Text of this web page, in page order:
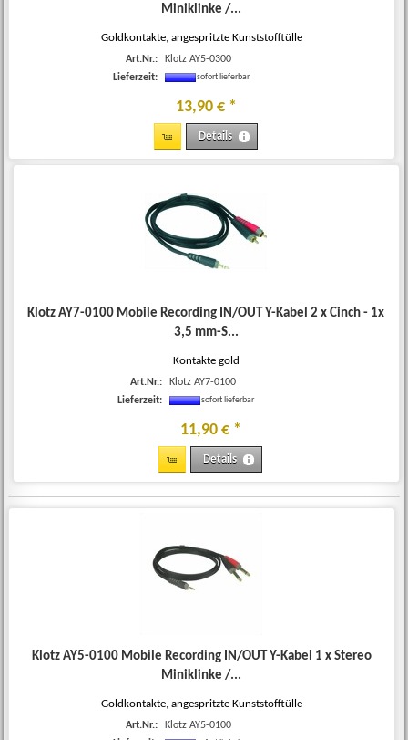
Miniklinke /...
Goldkontakte, angespritzte Kunststofftülle
Art.Nr.:
Klotz AY5-0300
Lieferzeit:
sofort lieferbar
13,90 €*
Details
Klotz AY7-0100 Mobile Recording IN/OUT Y-Kabel 2 x Cinch - 1x
3,5 mm-S...
Kontakte gold
Art.Nr.:
Klotz AY7-0100
Lieferzeit:
sofort lieferbar
11,90 €*
Details
Klotz AY5-0100 Mobile Recording IN/OUT Y-Kabel 1 x Stereo
Miniklinke /...
Goldkontakte, angespritzte Kunststofftülle
Art.Nr.:
Klotz AY5-0100